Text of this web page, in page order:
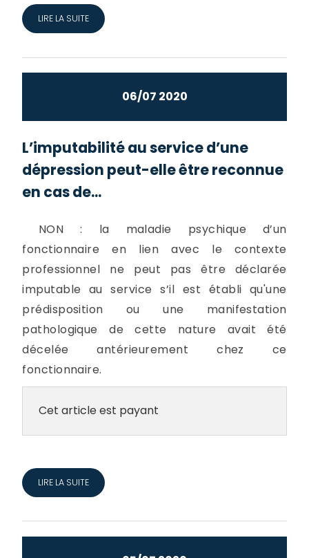
LIRE LA SUITE
06/07 2020
L’imputabilité au service d’une
dépression peut-elle être reconnue
en cas de...
NON : la maladie psychique d’un
fonctionnaire en lien avec le contexte
professionnel ne peut pas être déclarée
imputable au service s’il est établi qu'une
prédisposition ou une manifestation
pathologique de cette nature avait été
décelée antérieurement chez ce
fonctionnaire.
Cet article est payant
LIRE LA SUITE